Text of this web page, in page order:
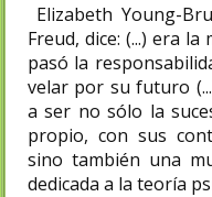
Elizabeth Young-
Freud, dice: (...) era
pasó la
velar por su futuro
a ser no sólo la
propio, con sus
sino también una
dedicada a la teoría